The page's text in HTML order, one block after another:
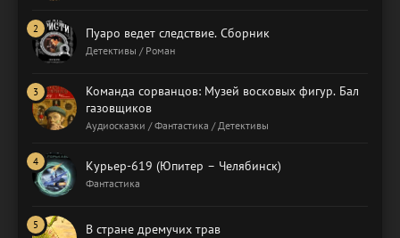
Пуаро ведет следствие. Сборник
Детективы / Роман
Команда сорванцов: Музей восковых фигур. Бал
газовщиков
Аудиосказки / Фантастика / Детективы
Курьер-619 (Юпитер – Челябинск)
Фантастика
В стране дремучих трав